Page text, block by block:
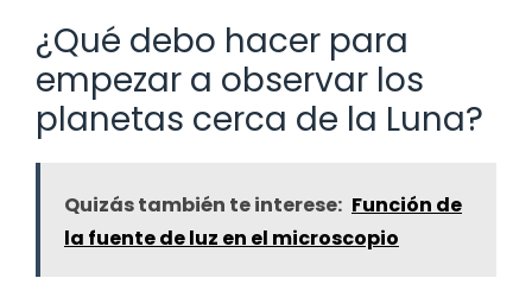
¿Qué debo hacer para
empezar a observar los
planetas cerca de la Luna?
Quizás también te interese: Función de
la fuente de luz en el microscopio